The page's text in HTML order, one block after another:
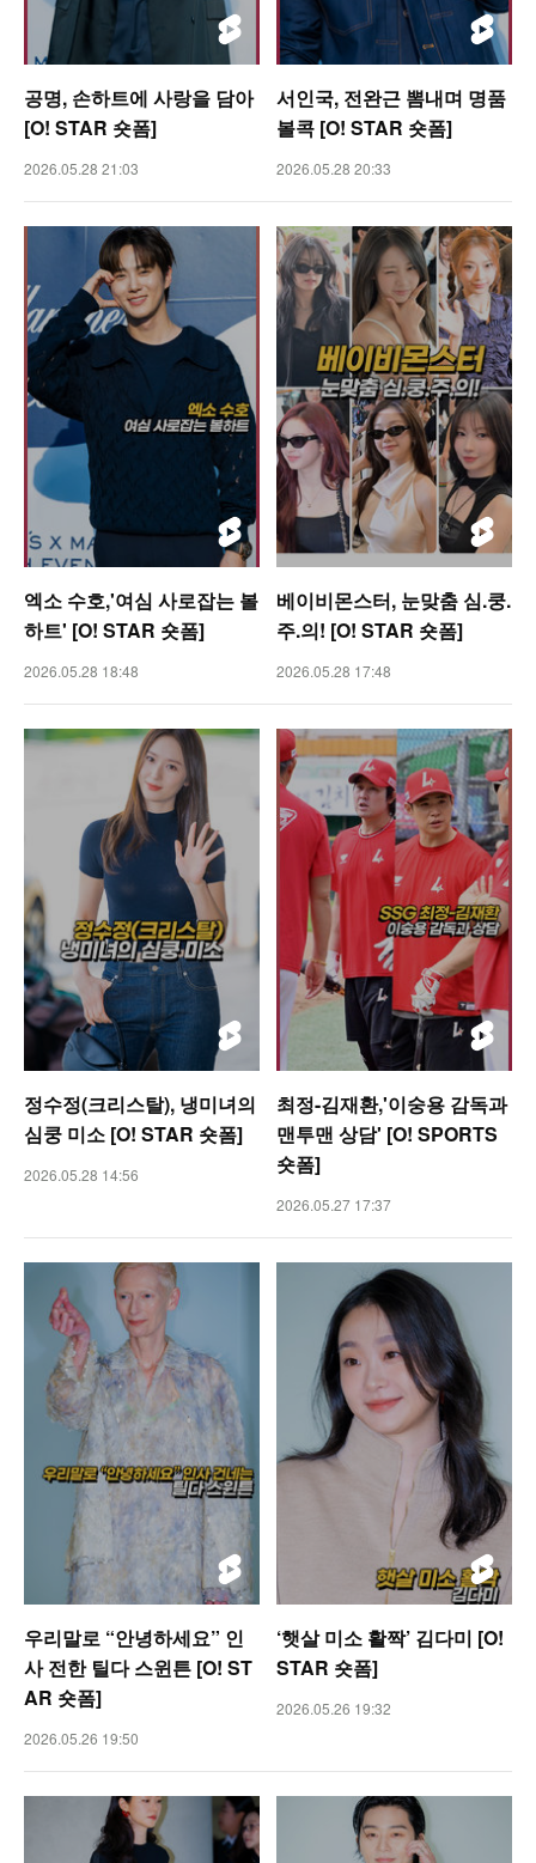
공명, 손하트에 사랑을 담아
[O! STAR 숏폼]
2026.05.28 21:03
서인국, 전완근 뽐내며 명품
볼콕 [O! STAR 숏폼]
2026.05.28 20:33
엑소 수호,'여심 사로잡는 볼
하트' [O! STAR 숏폼]
2026.05.28 18:48
베이비몬스터, 눈맞춤 심.쿵.
주.의! [O! STAR 숏폼]
2026.05.28 17:48
정수정(크리스탈), 냉미녀의
심쿵 미소 [O! STAR 숏폼]
2026.05.28 14:56
최정-김재환,'이숭용 감독과
맨투맨 상담' [O! SPORTS
숏폼]
2026.05.27 17:37
우리말로 “안녕하세요” 인
사 전한 틸다 스윈튼 [O! ST
AR 숏폼]
2026.05.26 19:50
‘햇살 미소 활짝’ 김다미 [O!
STAR 숏폼]
2026.05.26 19:32